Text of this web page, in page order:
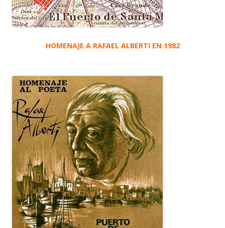
HOMENAJE A RAFAEL ALBERTI EN 1982